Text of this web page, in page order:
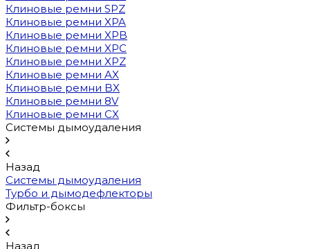
Клиновые ремни SPZ
Клиновые ремни XPA
Клиновые ремни XPB
Клиновые ремни XPC
Клиновые ремни XPZ
Клиновые ремни AX
Клиновые ремни BX
Клиновые ремни 8V
Клиновые ремни CX
Системы дымоудаления
Назад
Системы дымоудаления
Турбо и дымодефлекторы
Фильтр-боксы
Назад